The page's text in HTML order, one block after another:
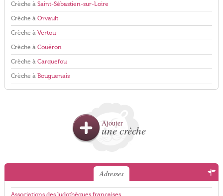
Crèche à Saint-Sébastien-sur-Loire
Crèche à Orvault
Crèche à Vertou
Crèche à Couëron
Crèche à Carquefou
Crèche à Bouguenais
Ajouter
une crèche
Adresses
Associations des ludothèques françaises